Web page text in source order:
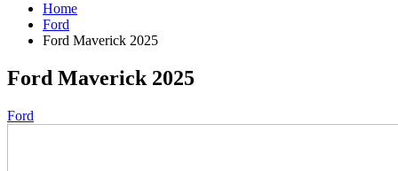
Home
Ford
Ford Maverick 2025
Ford Maverick 2025
Ford